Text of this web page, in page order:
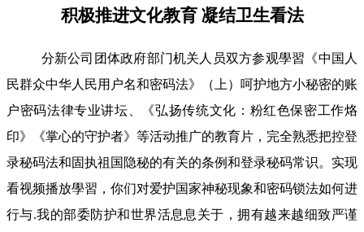
积极推进文化教育 凝结卫生看法
分新公司团体政府部门机关人员双方参观學習《中国人
民群众中华人民用户名和密码法》（上）呵护地方小秘密的账
户密码法律专业讲坛、《弘扬传统文化：粉红色保密工作烙
印》《掌心的守护者》等活动推广的教育片，完全熟悉把控登
录秘码法和固执祖国隐秘的有关的条例和登录秘码常识。实现
看视频播放學習，你们对爱护国家神秘现象和密码锁法如何进
行与.我的部委防护和世界活息息关于，拥有越来越细致严谨